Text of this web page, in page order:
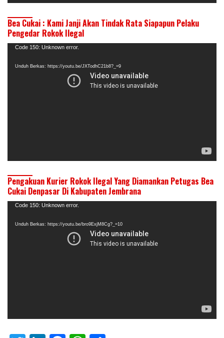
Bea Cukai : Kami Janji Akan Tindak Rata Siapapun Pelaku
Pengedar Rokok Ilegal
Pemutar
Code 150: Unknown error.
Unduh Berkas: https://youtu.be/JXTodhC21b8?_=9
Pengakuan Kurier Rokok Ilegal Yang Diamankan Petugas Bea
Cukai Denpasar Di Kabupaten Jembrana
Pemutar
Code 150: Unknown error.
Unduh Berkas: https://youtu.be/bro9ExjM8Cg?_=10